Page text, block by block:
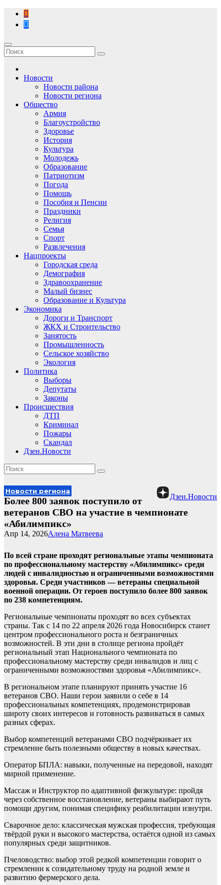
Перейти
содержимому
Новости
Новости района
Новости региона
Общество
Армия
Благоустройство
Здоровье
История
Культура
Молодежь
Образование
Патриотизм
Погода
Помощь
Пособия и Пенсии
Праздники
Религия
Семья
Спорт
Развлечения
Нацпроекты
Городская среда
Демография
Здравоохранение
Малый бизнес
Образование и Культура
Экономика
Дороги и Транспорт
ЖКХ и Строительство
Занятость
Промышленность
Сельское хозяйство
Экология
Политика
Выборы
Депутаты
Законы
Происшествия
ДТП
Криминал
Пожары
Скандал
Дзен.Новости
Дзен.Новости
Новости региона
Более 800 заявок поступило от
ветеранов СВО на участие в чемпионате
«Абилимпикс»
Алена Матвеева
Апр 14, 2026
По всей стране проходят региональные этапы чемпионата
по профессиональному мастерству «Абилимпикс» среди
людей с инвалидностью и ограниченными возможностями
здоровья. Среди участников — ветераны специальной
военной операции. От героев поступило более 800 заявок
по 238 компетенциям.
Региональные чемпионаты проходят во всех субъектах
страны. Так с 14 по 22 апреля 2026 года Новосибирск станет
центром профессионального роста и безграничных
возможностей. В эти дни в столице региона пройдёт
региональный этап Национального чемпионата по
профессиональному мастерству среди инвалидов и лиц с
ограниченными возможностями здоровья «Абилимпикс».
В региональном этапе планируют принять участие 16
ветеранов СВО. Наши герои заявили о себе в 14
профессиональных компетенциях, продемонстрировав
широту своих интересов и готовность развиваться в самых
разных сферах.
Выбор компетенций ветеранами СВО подчёркивает их
стремление быть полезными обществу в новых качествах.
Оператор БПЛА: навыки, полученные на передовой, находят
мирной применение.
Массаж и Инструктор по адаптивной физкультуре: пройдя
через собственное восстановление, ветераны выбирают путь
помощи другим, понимая специфику реабилитации изнутри.
Сварочное дело: классическая мужская профессия, требующая
твёрдой руки и высокого мастерства, остаётся одной из самых
популярных среди защитников.
Пчеловодство: выбор этой редкой компетенции говорит о
стремлении к созидательному труду на родной земле и
развитию фермерского дела.